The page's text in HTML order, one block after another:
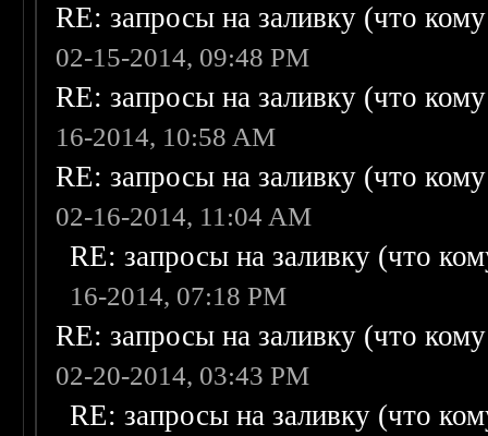
RE: запросы на заливку (что
02-15-2014, 09:48 PM
RE: запросы на заливку (что
16-2014, 10:58 AM
RE: запросы на заливку (что
02-16-2014, 11:04 AM
RE: запросы на заливку (что
16-2014, 07:18 PM
RE: запросы на заливку (что
02-20-2014, 03:43 PM
RE: запросы на заливку (что